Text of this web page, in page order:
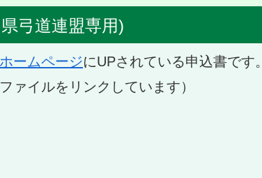
弓道連盟専用)
ームページにUPされている申込書です。
ァイルをリンクしています）